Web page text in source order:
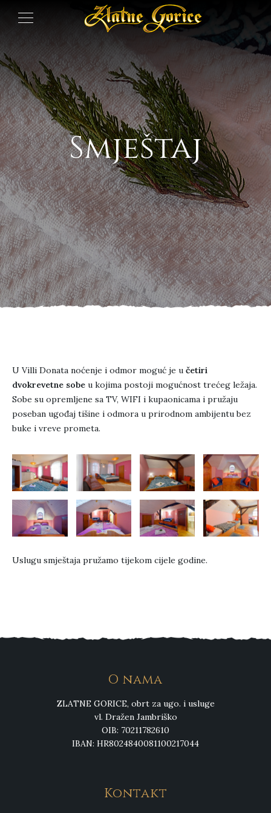
Smještaj
U Villi Donata noćenje i odmor moguć je u četiri
dvokrevetne sobe u kojima postoji mogućnost trećeg ležaja.
Sobe su opremljene sa TV, WIFI i kupaonicama i pružaju
poseban ugođaj tišine i odmora u prirodnom ambijentu bez
buke i vreve prometa.
Uslugu smještaja pružamo tijekom cijele godine.
O nama
ZLATNE GORICE, obrt za ugo. i usluge
vl. Dražen Jambriško
OIB: 70211782610
IBAN: HR8024840081100217044
Kontakt